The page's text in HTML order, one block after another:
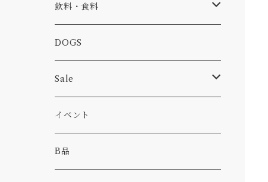
食品
バイク
カー
バッグ
小物
パンツ
パーカー・トレーナー
ステッカー
ピン
飲料・食料
コーヒー
食べ物
DOGS
Sale
カー
キャンプ
イベント
B品